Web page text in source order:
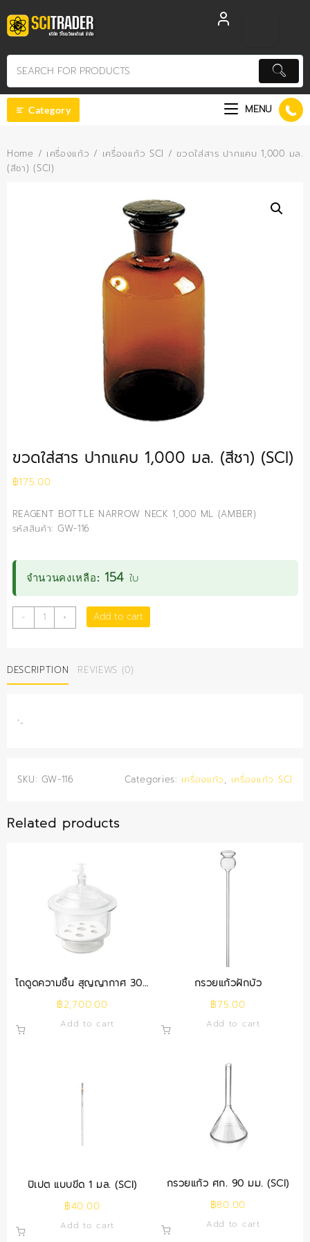
to
content
Category MENU
Home / เครื่องแก้ว / เครื่องแก้ว SCI / ขวดใส่สาร ปากแคบ 1,000 มล.
(สีชา) (SCI)
ขวดใส่สาร ปากแคบ 1,000 มล. (สีชา) (SCI)
฿175.00
REAGENT BOTTLE NARROW NECK 1,000 ML (AMBER)
รหัสสินค้า: GW-116
จำนวนคงเหลือ: 154 ใบ
-
ขวด
ใส่
แคบ
1,000
+ Add to cart
DESCRIPTION REVIEWS (0)
‘-
SKU: GW-116 Categories: เครื่องแก้ว, เครื่องแก้ว SCI
Related products
โถดูดความชื้น สุญญากาศ 300
มม. (SCI)
฿2,700.00
Add to cart
กรวยแก้วฝักบัว
฿75.00
Add to cart
ปิเปต แบบขีด 1 มล. (SCI)
฿40.00
Add to cart
กรวยแก้ว ศก. 90 มม. (SCI)
฿80.00
Add to cart